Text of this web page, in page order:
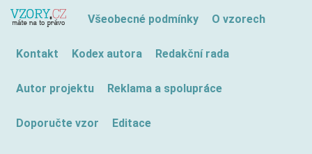
Všeobecné podmínky O vzorech
Kontakt Kodex autora Redakční rada
Autor projektu Reklama a spolupráce
Doporučte vzor Editace